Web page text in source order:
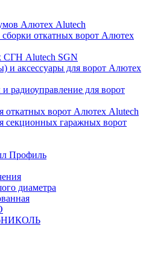
Алютех Alutech
откатных ворот Алютех
СГН Alutech SGN
и аксессуары для ворот Алютех
радиоуправление для ворот
откатных ворот Алютех Alutech
секционных гаражных ворот
Профиль
диаметра